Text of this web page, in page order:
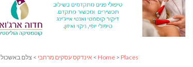
Home > Places
> אינדקס עסקים מרחבי > צלם באשכול